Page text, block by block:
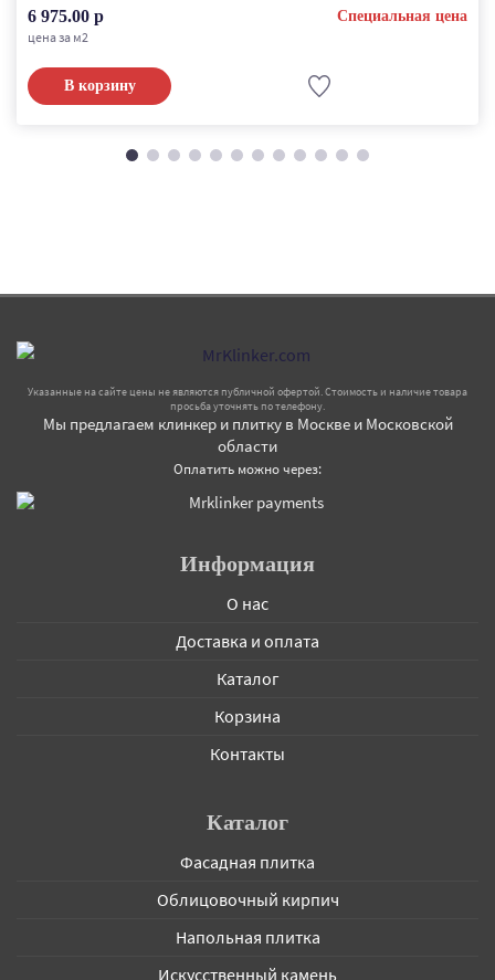
6 975.00 р
Специальная цена
цена за м2
В корзину
Указанные на сайте цены не являются публичной офертой. Стоимость и наличие товара
просьба уточнять по телефону.
Мы предлагаем клинкер и плитку в Москве и Московской
области
Оплатить можно через:
Информация
О нас
Доставка и оплата
Каталог
Корзина
Контакты
Каталог
Фасадная плитка
Облицовочный кирпич
Напольная плитка
Искусственный камень